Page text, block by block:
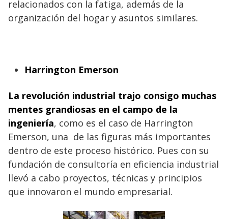
relacionados con la fatiga, además de la
organización del hogar y asuntos similares.
Harrington Emerson
La revolución industrial trajo consigo muchas
mentes grandiosas en el campo de la
ingeniería, como es el caso de Harrington
Emerson, una de las figuras más importantes
dentro de este proceso histórico. Pues con su
fundación de consultoría en eficiencia industrial
llevó a cabo proyectos, técnicas y principios
que innovaron el mundo empresarial.